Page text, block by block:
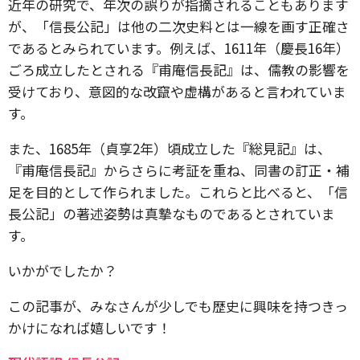
近年の研究で、年次の誤りが指摘されることもあります
が、「信長公記」は他の二次史料とは一線を画す正確さ
であるとみられています。例えば、1611年（慶長16年）
ごろ成立したとされる『甫庵信長記』は、儒教の影響を
受けており、意図的な改竄や虚構があると言われていま
す。
また、1685年（貞享2年）頃成立した『総見記』は、
『甫庵信長記』からさらに考証を重ね、同書の訂正・補
足を目的として作られました。これらと比べると、「信
長公記」の著述姿勢は真摯なものであるとされていま
す。
いかがでしたか？
この記事が、みなさんが少しでも歴史に興味を持つきっ
かけになれば嬉しいです！